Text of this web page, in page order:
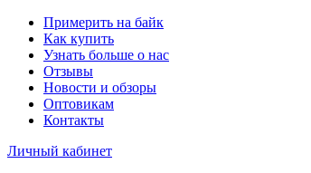
Примерить на байк
Как купить
Узнать больше о нас
Отзывы
Новости и обзоры
Оптовикам
Контакты
Личный кабинет